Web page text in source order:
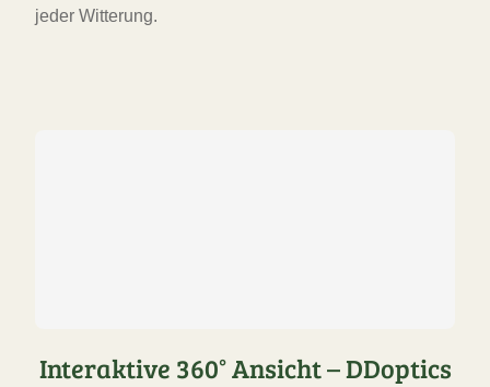
jeder Witterung.
Interaktive 360° Ansicht – DDoptics